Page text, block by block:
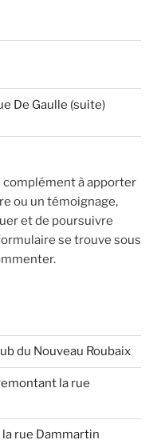
De Gaulle (suite)
complément à apporter
ou un témoignage,
et de poursuivre
se trouve sous
du Nouveau Roubaix
la rue
rue Dammartin